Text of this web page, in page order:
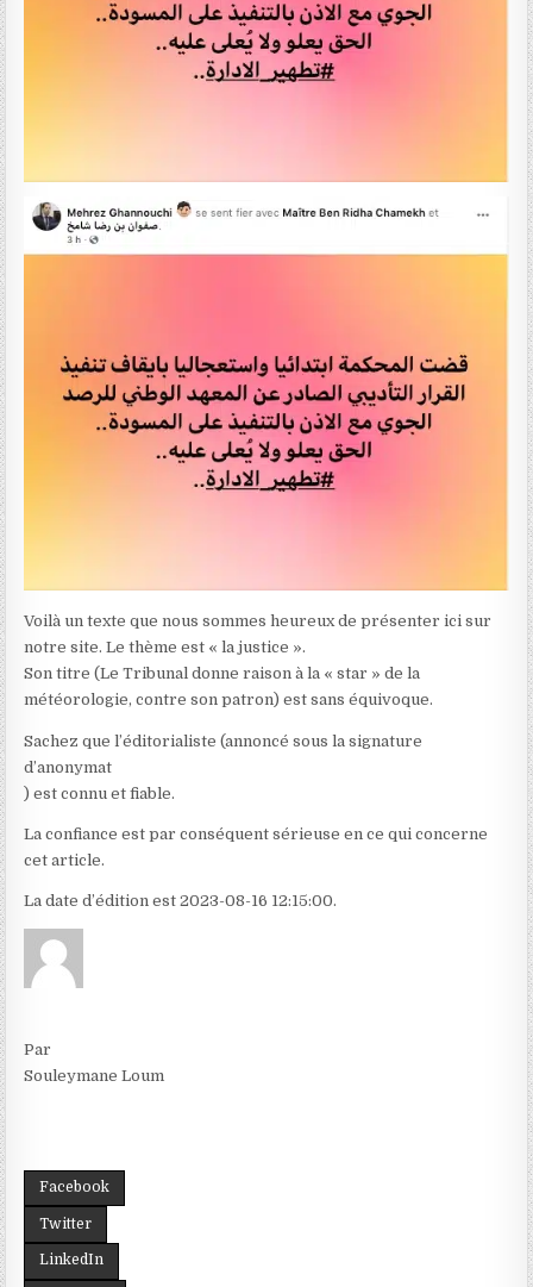
Voilà un texte que nous sommes heureux de présenter ici sur
notre site. Le thème est « la justice ».
Son titre (Le Tribunal donne raison à la « star » de la
météorologie, contre son patron) est sans équivoque.
Sachez que l’éditorialiste (annoncé sous la signature
d’anonymat
) est connu et fiable.
La confiance est par conséquent sérieuse en ce qui concerne
cet article.
La date d’édition est 2023-08-16 12:15:00.
Par
Souleymane Loum
Facebook
Twitter
LinkedIn